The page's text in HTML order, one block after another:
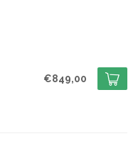
€849,00